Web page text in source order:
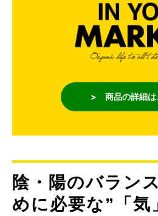
> 商品の詳細は
陰・陽のバラン
めに必要な”「気